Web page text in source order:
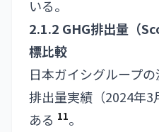
いる。
2.1.2 GHG排出量（
標比較
日本ガイシグループの
排出量実績（2024年
ある 11。